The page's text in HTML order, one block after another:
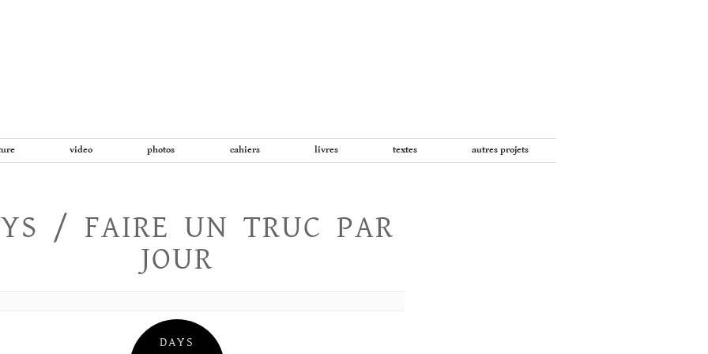
video photos cahiers livres textes autres projets
/ FAIRE UN TRUC PAR
JOUR
DAYS